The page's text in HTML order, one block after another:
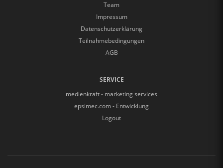
Team
Impressum
Datenschutzerklärung
Teilnahmebedingungen
AGB
SERVICE
medienkraft - marketing services
epsimec.com - Entwicklung
Logout